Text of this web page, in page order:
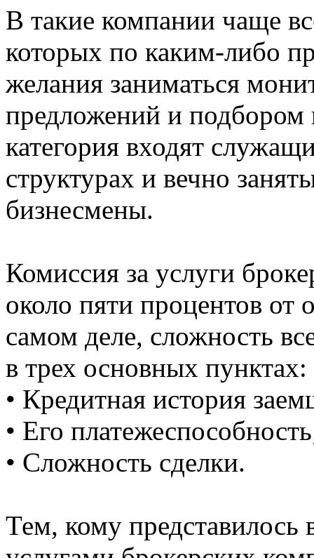
В такие компании чаще
которых по каким-либо
желания заниматься
предложений и подбором
категория входят
структурах и вечно
бизнесмены.
Комиссия за услуги
около пяти процентов
самом деле, сложность
в трех основных пунктах:
• Кредитная история
• Его
• Сложность сделки.
Тем, кому представилось